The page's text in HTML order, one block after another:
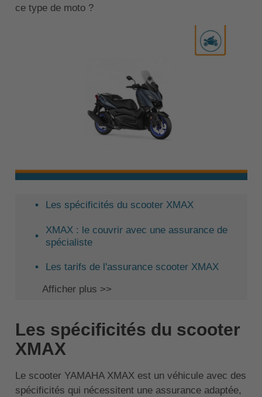
ce type de moto ?
Les spécificités du scooter XMAX
XMAX : le couvrir avec une assurance de
spécialiste
Les tarifs de l'assurance scooter XMAX
Afficher plus >>
Les spécificités du scooter
XMAX
Le scooter YAMAHA XMAX est un véhicule avec des
spécificités qui nécessitent une assurance adaptée,